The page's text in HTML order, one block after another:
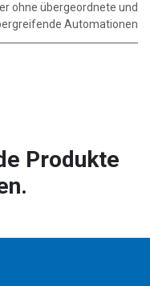
ohne übergeordnete und
Automationen
Produkte